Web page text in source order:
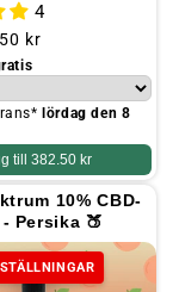
4
kr
lördag den 8
till 382.50 kr
10% CBD-
Persika 🍑